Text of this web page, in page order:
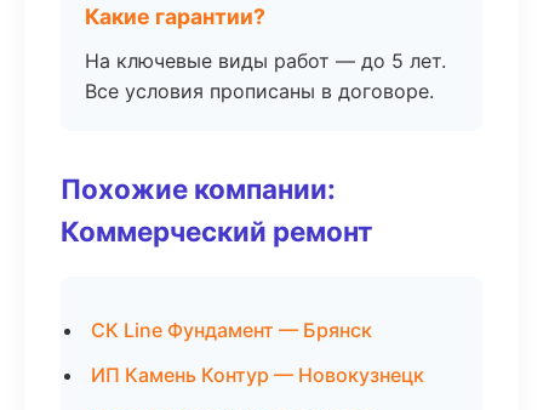
Какие гарантии?
На ключевые виды работ — до 5 лет.
Все условия прописаны в договоре.
Похожие компании:
Коммерческий ремонт
СК Line Фундамент — Брянск
ИП Камень Контур — Новокузнецк